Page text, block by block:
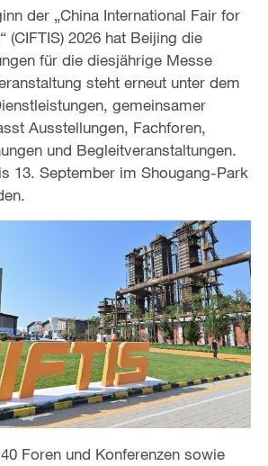
der „China International Fair for
(CIFTIS) 2026 hat Beijing die
für die diesjährige Messe
steht erneut unter dem
gemeinsamer
Ausstellungen, Fachforen,
und Begleitveranstaltungen.
13. September im Shougang-Park
Foren und Konferenzen sowie